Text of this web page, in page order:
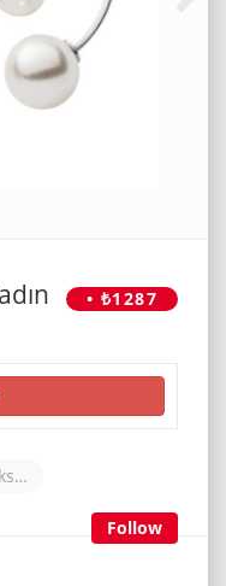
• ₺1287
Takı & Aksesuar
Follow